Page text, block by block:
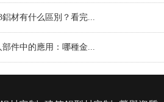
材有什么區別？看完...
件中的應用：哪種金...